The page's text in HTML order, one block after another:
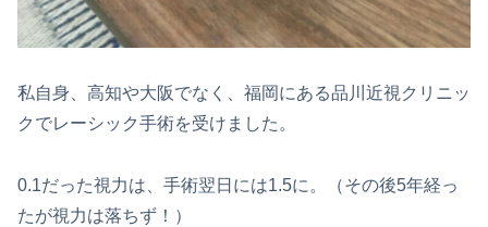
私自身、高知や大阪でなく、福岡にある品川近視クリニッ
クでレーシック手術を受けました。
0.1だった視力は、手術翌日には1.5に。（その後5年経っ
たが視力は落ちず！）